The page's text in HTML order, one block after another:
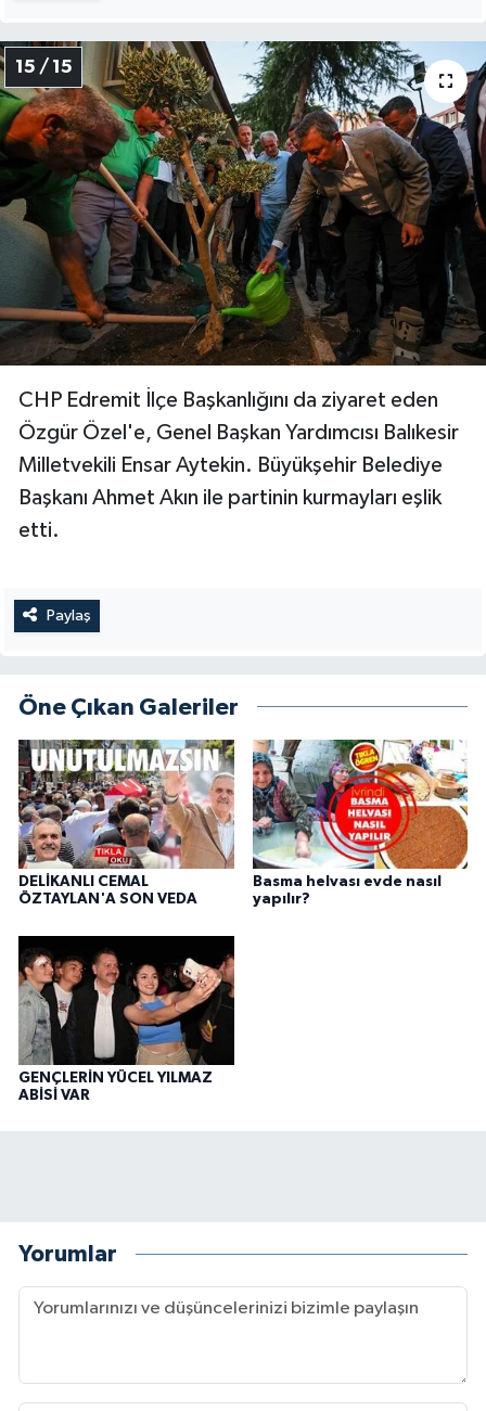
15 / 15
CHP Edremit İlçe Başkanlığını da ziyaret eden
Özgür Özel'e, Genel Başkan Yardımcısı Balıkesir
Milletvekili Ensar Aytekin. Büyükşehir Belediye
Başkanı Ahmet Akın ile partinin kurmayları eşlik
etti.
Paylaş
Öne Çıkan Galeriler
DELİKANLI CEMAL
ÖZTAYLAN'A SON VEDA
Basma helvası evde nasıl
yapılır?
GENÇLERİN YÜCEL YILMAZ
ABİSİ VAR
Yorumlar